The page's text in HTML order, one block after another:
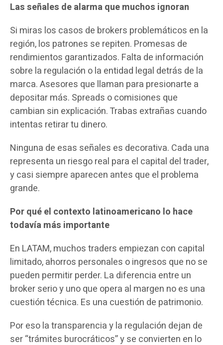
Las señales de alarma que muchos ignoran
Si miras los casos de brokers problemáticos en la
región, los patrones se repiten. Promesas de
rendimientos garantizados. Falta de información
sobre la regulación o la entidad legal detrás de la
marca. Asesores que llaman para presionarte a
depositar más. Spreads o comisiones que
cambian sin explicación. Trabas extrañas cuando
intentas retirar tu dinero.
Ninguna de esas señales es decorativa. Cada una
representa un riesgo real para el capital del trader,
y casi siempre aparecen antes que el problema
grande.
Por qué el contexto latinoamericano lo hace
todavía más importante
En LATAM, muchos traders empiezan con capital
limitado, ahorros personales o ingresos que no se
pueden permitir perder. La diferencia entre un
broker serio y uno que opera al margen no es una
cuestión técnica. Es una cuestión de patrimonio.
Por eso la transparencia y la regulación dejan de
ser “trámites burocráticos” y se convierten en lo